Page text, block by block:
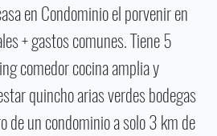
en Condominio el porvenir en
+ gastos comunes. Tiene 5
comedor cocina amplia y
quincho arias verdes bodegas
de un condominio a solo 3 km de